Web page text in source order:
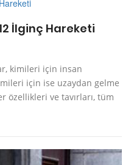
İlginç Hareketi
kimileri için insan
için ise uzaydan gelme
özellikleri ve tavırları, tüm